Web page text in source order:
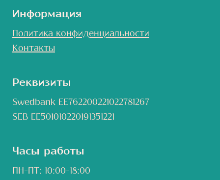
Информация
Политика конфиденциальности
Контакты
Реквизиты
Swedbank EE762200221022781267
SEB EE501010220191351221
Часы работы
ПН-ПТ: 10:00-18:00